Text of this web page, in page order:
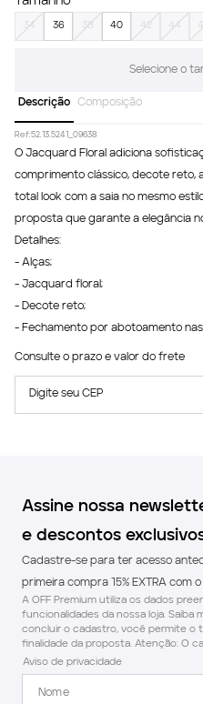
34 36 38 40 42 44
Selecione o
Descrição Composição
Ref:52.13.5241_09638
O Jacquard Floral adiciona
comprimento clássico, decote reto,
total look com a saia no mesmo
proposta que garante a elegância
Detalhes:
- Alças;
- Jacquard floral;
- Decote reto;
- Fechamento por abotoamento
Consulte o prazo e valor do frete
Digite seu CEP
Assine nossa
e descontos
Cadastre-se para ter acesso
primeira compra 15% EXTRA com
A OFF Premium utiliza os dados
funcionalidades da nossa loja. Saiba
concluir o cadastro, você permite o
finalidade da proposta. Atenção: O
Aviso de privacidade